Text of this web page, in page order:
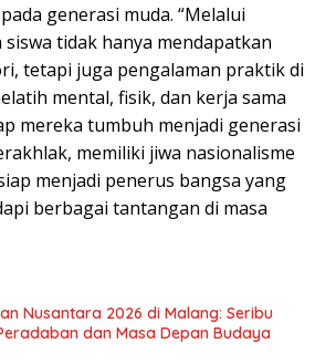
generasi muda. “Melalui
tidak hanya mendapatkan
tetapi juga pengalaman praktik di
mental, fisik, dan kerja sama
mereka tumbuh menjadi generasi
memiliki jiwa nasionalisme
menjadi penerus bangsa yang
berbagai tantangan di masa
Nusantara 2026 di Malang: Seribu
dan Masa Depan Budaya